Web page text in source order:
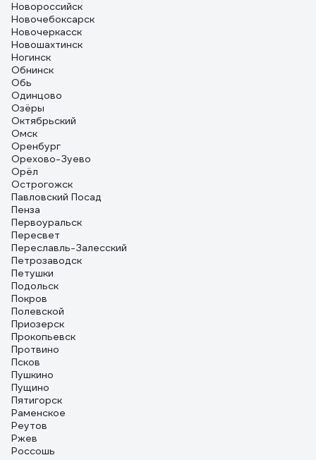
Новороссийск
Новочебоксарск
Новочеркасск
Новошахтинск
Ногинск
Обнинск
Обь
Одинцово
Озёры
Октябрьский
Омск
Оренбург
Орехово-Зуево
Орёл
Острогожск
Павловский Посад
Пенза
Первоуральск
Пересвет
Переславль-Залесский
Петрозаводск
Петушки
Подольск
Покров
Полевской
Приозерск
Прокопьевск
Протвино
Псков
Пушкино
Пущино
Пятигорск
Раменское
Реутов
Ржев
Россошь